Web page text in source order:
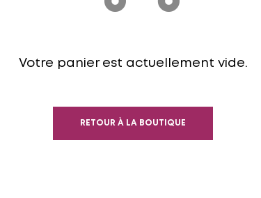
Votre panier est actuellement vide.
RETOUR À LA BOUTIQUE